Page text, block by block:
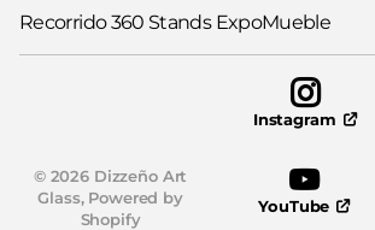
Recorrido 360 Stands ExpoMueble
© 2026Dizzeño Art
Glass, Powered by
Shopify
Instagram
YouTube